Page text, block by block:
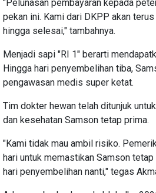
"Pelunasan pembayaran kepada
pekan ini. Kami dari DKPP akan
hingga selesai," tambahnya.
Menjadi sapi "RI 1" berarti
Hingga hari penyembelihan tiba,
pengawasan medis super ketat.
Tim dokter hewan telah ditunjuk
dan kesehatan Samson tetap prima.
"Kami tidak mau ambil risiko.
hari untuk memastikan Samson
hari penyembelihan nanti," tegas